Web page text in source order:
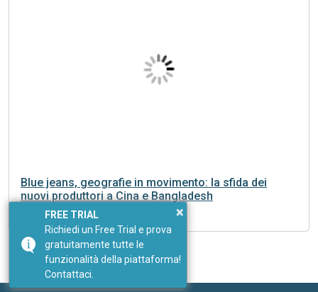
Blue jeans, geografie in movimento: la sfida dei
nuovi produttori a Cina e Bangladesh
×
FREE TRIAL
Richiedi un Free Trial e prova
gratuitamente tutte le
funzionalità della piattaforma!
Contattaci.